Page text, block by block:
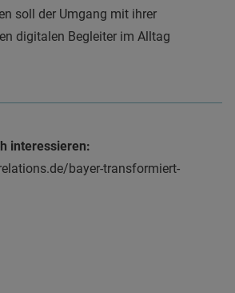
soll der Umgang mit ihrer
digitalen Begleiter im Alltag
interessieren:
bayer-transformiert-